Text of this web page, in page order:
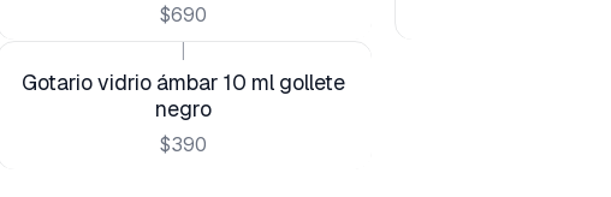
$690
Gotario vidrio ámbar 10 ml gollete
negro
$390